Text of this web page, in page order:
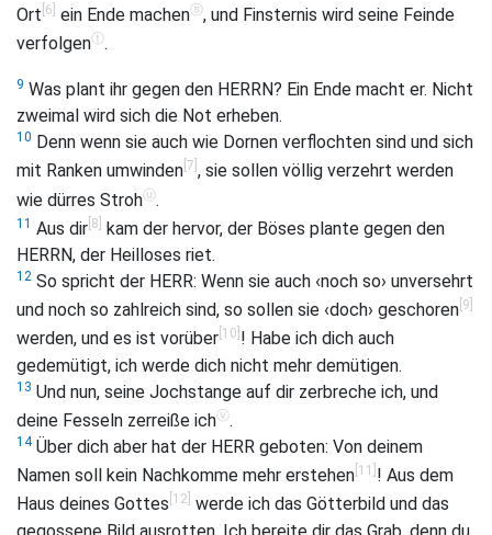
Ort [6] ein Ende machenⓢ, und Finsternis wird seine Feinde
verfolgenⓣ.
9 Was plant ihr gegen den HERRN? Ein Ende macht er. Nicht
zweimal wird sich die Not erheben.
10 Denn wenn sie auch wie Dornen verflochten sind und sich
mit Ranken umwinden [7] , sie sollen völlig verzehrt werden
wie dürres Strohⓤ.
11 Aus dir [8]
kam der hervor, der Böses plante gegen den
HERRN, der Heilloses riet.
12 So spricht der HERR: Wenn sie auch ‹noch so› unversehrt
und noch so zahlreich sind, so sollen sie ‹doch› geschoren [9]
werden, und es ist vorüber [10] ! Habe ich dich auch
gedemütigt, ich werde dich nicht mehr demütigen.
13 Und nun, seine Jochstange auf dir zerbreche ich, und
deine Fesseln zerreiße ichⓥ.
14Über dich aber hat der HERR geboten: Von deinem
Namen soll kein Nachkomme mehr erstehen [11] ! Aus dem
Haus deines Gottes [12] werde ich das Götterbild und das